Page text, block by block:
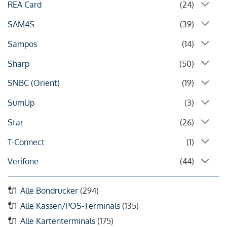
REA Card
(24)
SAM4S
(39)
Sampos
(14)
Sharp
(50)
SNBC (Orient)
(19)
SumUp
(3)
Star
(26)
T-Connect
(1)
Verifone
(44)
Alle Bondrucker (294)
Alle Kassen/POS-Terminals (135)
Alle Kartenterminals (175)